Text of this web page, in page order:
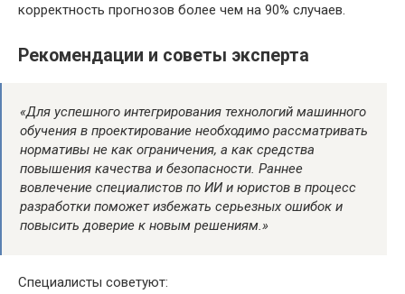
корректность прогнозов более чем на 90% случаев.
Рекомендации и советы экспертa
«Для успешного интегрирования технологий машинного
обучения в проектирование необходимо рассматривать
нормативы не как ограничения, а как средства
повышения качества и безопасности. Раннее
вовлечение специалистов по ИИ и юристов в процесс
разработки поможет избежать серьезных ошибок и
повысить доверие к новым решениям.»
Специалисты советуют: